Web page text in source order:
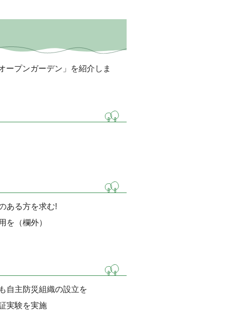
プンガーデン」を紹介しま
ある方を求む!
（欄外）
自主防災組織の設立を
実験を実施